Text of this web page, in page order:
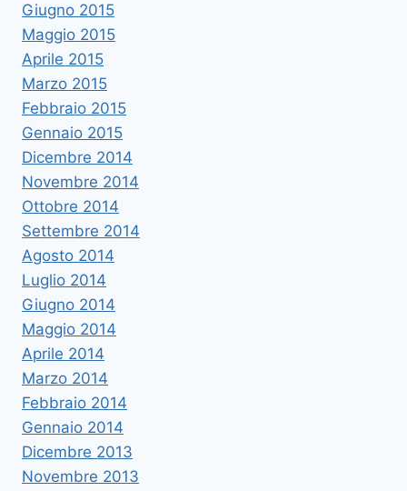
Giugno 2015
Maggio 2015
Aprile 2015
Marzo 2015
Febbraio 2015
Gennaio 2015
Dicembre 2014
Novembre 2014
Ottobre 2014
Settembre 2014
Agosto 2014
Luglio 2014
Giugno 2014
Maggio 2014
Aprile 2014
Marzo 2014
Febbraio 2014
Gennaio 2014
Dicembre 2013
Novembre 2013